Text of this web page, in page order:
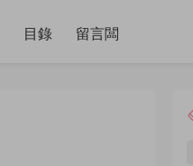
目錄 留言闆